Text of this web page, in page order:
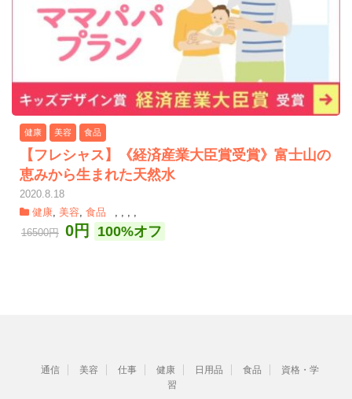
健康 美容 食品
【フレシャス】《経済産業大臣賞受賞》富士山の
恵みから生まれた天然水
2020.8.18
健康 美容 食品
16500円 0円 100%オフ
通信 美容 仕事 健康 日用品 食品
資格・学
習